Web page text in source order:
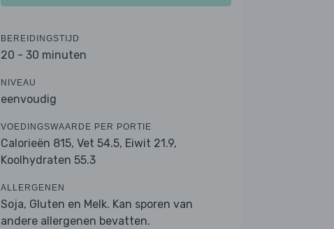
BEREIDINGSTIJD
20 - 30 minuten
NIVEAU
eenvoudig
VOEDINGSWAARDE PER PORTIE
Calorieën 815, Vet 54.5, Eiwit 21.9,
Koolhydraten 55.3
ALLERGENEN
Soja, Gluten en Melk. Kan sporen van
andere allergenen bevatten.